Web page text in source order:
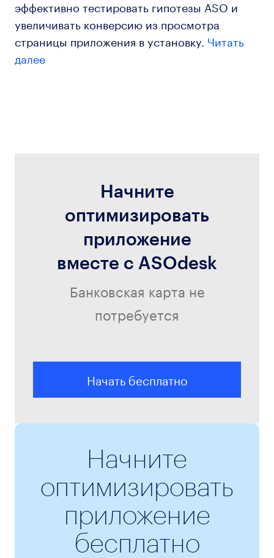
эффективно тестировать гипотезы ASO и
увеличивать конверсию из просмотра
страницы приложения в установку. Читать
далее
Начните
оптимизировать
приложение
вместе с ASOdesk
Банковская карта не
потребуется
Начать бесплатно
Начните
оптимизировать
приложение
бесплатно